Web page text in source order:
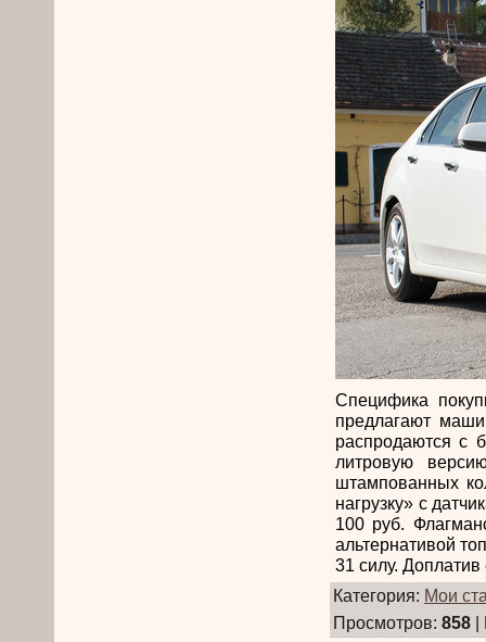
Специфика
предлагают
распродаются с
литровую
штампованных
нагрузку» с
100 руб.
альтернативой
31 силу.
Категория: Мои
Просмотров: 858 |